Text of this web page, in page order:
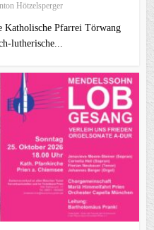
Hötzelsperger
Katholische Pfarrei Törwang